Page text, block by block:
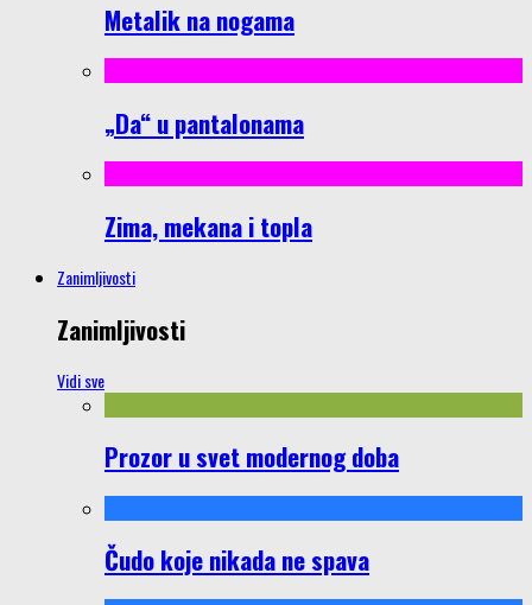
Metalik na nogama
„Da“ u pantalonama
Zima, mekana i topla
Zanimljivosti
Zanimljivosti
Vidi sve
Prozor u svet modernog doba
Čudo koje nikada ne spava